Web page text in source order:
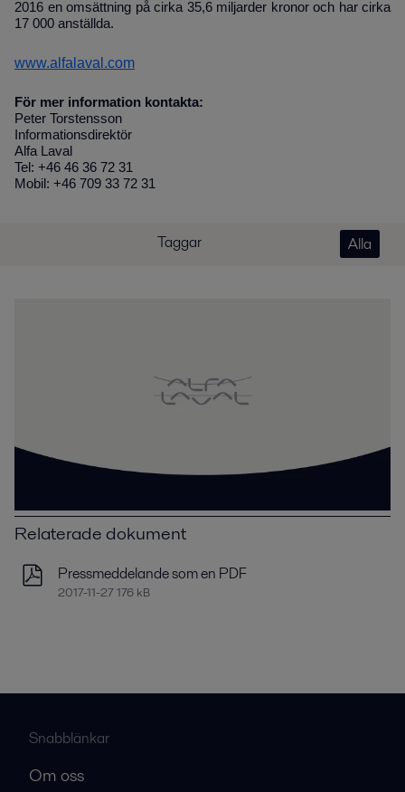
2016 en omsättning på cirka 35,6 miljarder kronor och har cirka
17 000 anställda.
www.alfalaval.com
För mer information kontakta:
Peter Torstensson
Informationsdirektör
Alfa Laval
Tel: +46 46 36 72 31
Mobil: +46 709 33 72 31
Taggar Alla
Relaterade dokument
Pressmeddelande som en PDF
2017-11-27 176 kB
Snabblänkar
Om oss